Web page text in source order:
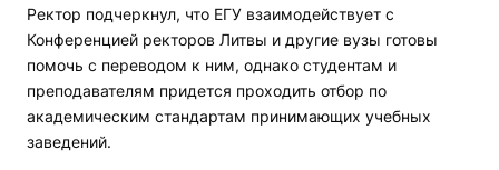
Ректор подчеркнул, что ЕГУ взаимодействует с
Конференцией ректоров Литвы и другие вузы готовы
помочь с переводом к ним, однако студентам и
преподавателям придется проходить отбор по
академическим стандартам принимающих учебных
заведений.